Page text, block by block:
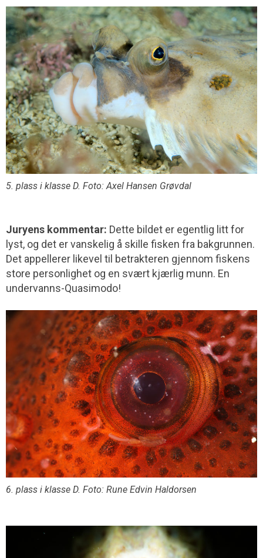
5. plass i klasse D. Foto: Axel Hansen Grøvdal
Juryens kommentar: Dette bildet er egentlig litt for
lyst, og det er vanskelig å skille fisken fra bakgrunnen.
Det appellerer likevel til betrakteren gjennom fiskens
store personlighet og en svært kjærlig munn. En
undervanns-Quasimodo!
6. plass i klasse D. Foto: Rune Edvin Haldorsen